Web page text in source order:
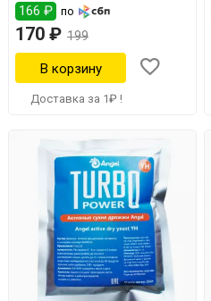
166 ₽ по
170 ₽ 199
Доставка за 1₽ !